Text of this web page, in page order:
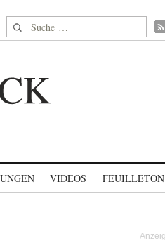
Suche nach:
VIDEOS FEUILLETON